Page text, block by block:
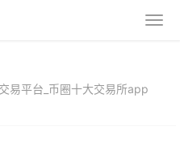
易平台_币圈十大交易所app